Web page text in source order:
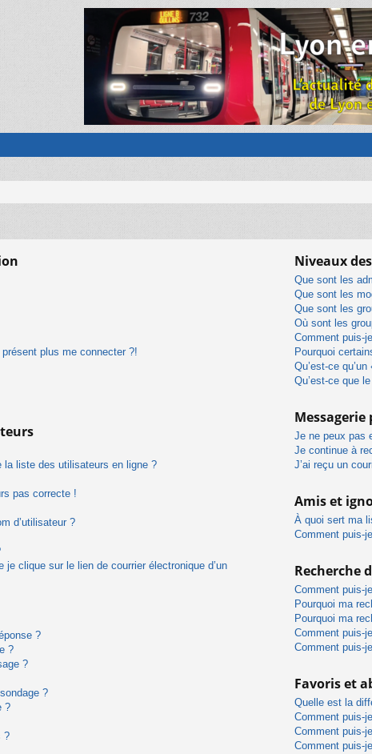
plus me connecter ?!
la liste des utilisateurs en ligne ?
pas correcte !
d’utilisateur ?
je clique sur le lien de courrier électronique d’un
?
?
?
?
?
?
Niveaux
Que sont les
Que sont les
Que sont les
Où sont les
Comment puis-
Pourquoi
Qu’est-ce
Qu’est-ce que
Messagerie
Je ne peux pas
Je continue à
J’ai reçu un
Amis et
À quoi sert ma
Comment puis-
Recherche
Comment puis-
Pourquoi ma
Pourquoi ma
Comment puis-
Comment puis-
Favoris et
Quelle est la
Comment puis-
Comment puis-
Comment puis-